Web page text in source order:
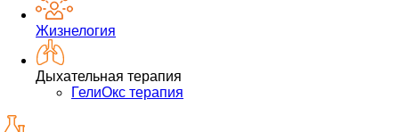
Жизнелогия
Дыхательная терапия
ГелиОкс терапия